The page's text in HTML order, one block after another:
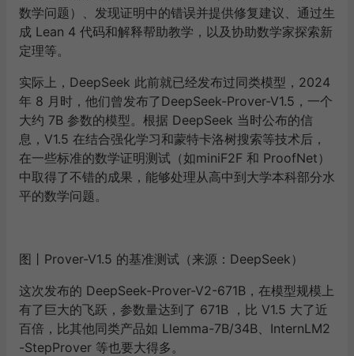
数学问题）、发现证明中的错误并提供修复建议、通过生
成 Lean 4 代码和解释帮助教学，以及协助数学家探索新
定理等。
实际上，DeepSeek 此前就已经发布过同类模型，2024
年 8 月时，他们曾发布了DeepSeek-Prover-V1.5，一个
大约 7B 参数的模型。根据 DeepSeek 当时公布的信
息，V1.5 在结合强化学习和蒙特卡洛树搜索等技术后，
在一些标准的数学证明测试（如miniF2F 和 ProofNet）
中取得了不错的成果，能够处理从高中到大学本科部分水
平的数学问题。
图丨Prover-V1.5 的基准测试（来源：DeepSeek）
这次发布的 DeepSeek-Prover-V2-671B，在模型规模上
有了巨大的飞跃，参数量达到了 671B ，比 V1.5 大了近
百倍，比其他同类产品如 Llemma-7B/34B、InternLM2
-StepProver 等也要大得多。